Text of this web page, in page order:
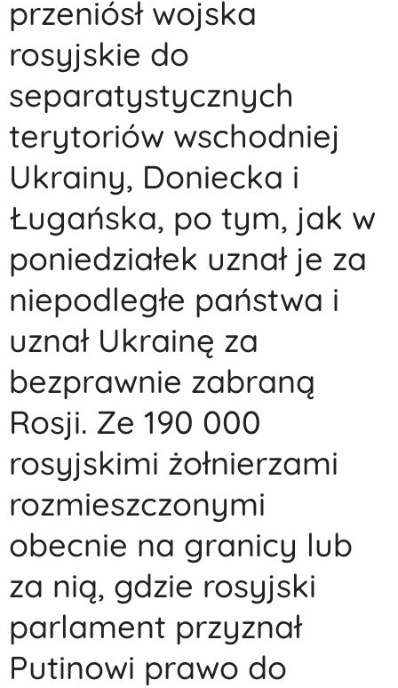
przeniósł wojska
rosyjskie do
separatystycznych
terytoriów wschodniej
Ukrainy, Doniecka i
Ługańska, po tym, jak w
poniedziałek uznał je za
niepodległe państwa i
uznał Ukrainę za
bezprawnie zabraną
Rosji. Ze 190 000
rosyjskimi żołnierzami
rozmieszczonymi
obecnie na granicy lub
za nią, gdzie rosyjski
parlament przyznał
Putinowi prawo do